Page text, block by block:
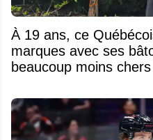
À 19 ans, ce
marques avec ses
beaucoup moins chers